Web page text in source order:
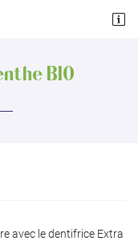

BIO
avec le dentifrice Extra